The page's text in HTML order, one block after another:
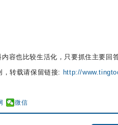
容也比较生活化，只要抓住主要回
，转载请保留链接: http://
微信